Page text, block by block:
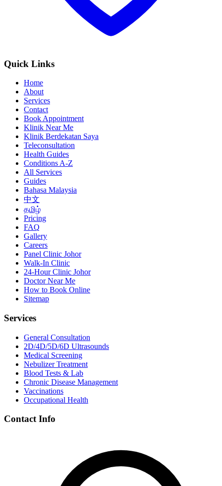
Quick Links
Home
About
Services
Contact
Book Appointment
Klinik Near Me
Klinik Berdekatan Saya
Teleconsultation
Health Guides
Conditions A-Z
All Services
Guides
Bahasa Malaysia
中文
தமிழ்
Pricing
FAQ
Gallery
Careers
Panel Clinic Johor
Walk-In Clinic
24-Hour Clinic Johor
Doctor Near Me
How to Book Online
Sitemap
Services
General Consultation
2D/4D/5D/6D Ultrasounds
Medical Screening
Nebulizer Treatment
Blood Tests & Lab
Chronic Disease Management
Vaccinations
Occupational Health
Contact Info